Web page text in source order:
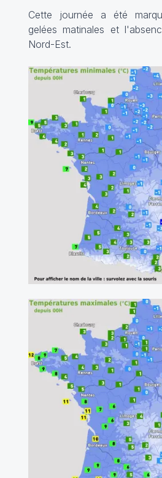
Cette journée a été
gelées matinales et
Nord-Est.